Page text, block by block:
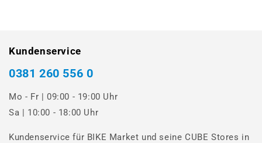
Kundenservice
0381 260 556 0
Mo - Fr | 09:00 - 19:00 Uhr
Sa | 10:00 - 18:00 Uhr
Kundenservice für BIKE Market und seine CUBE Stores in